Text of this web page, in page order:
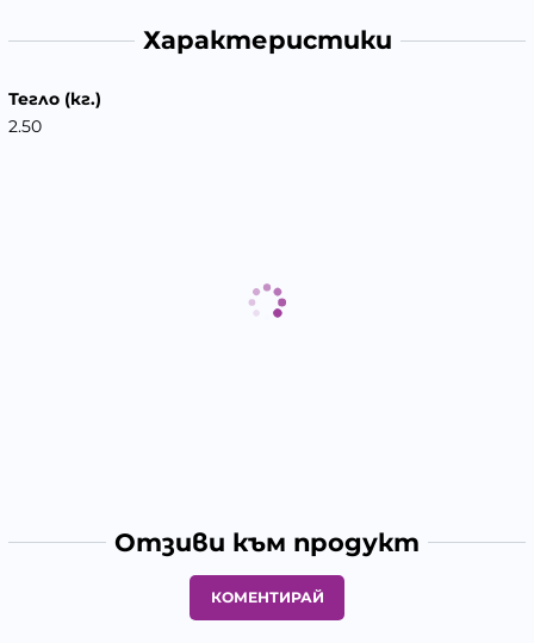
Характеристики
Тегло (кг.)
2.50
Отзиви към продукт
КОМЕНТИРАЙ